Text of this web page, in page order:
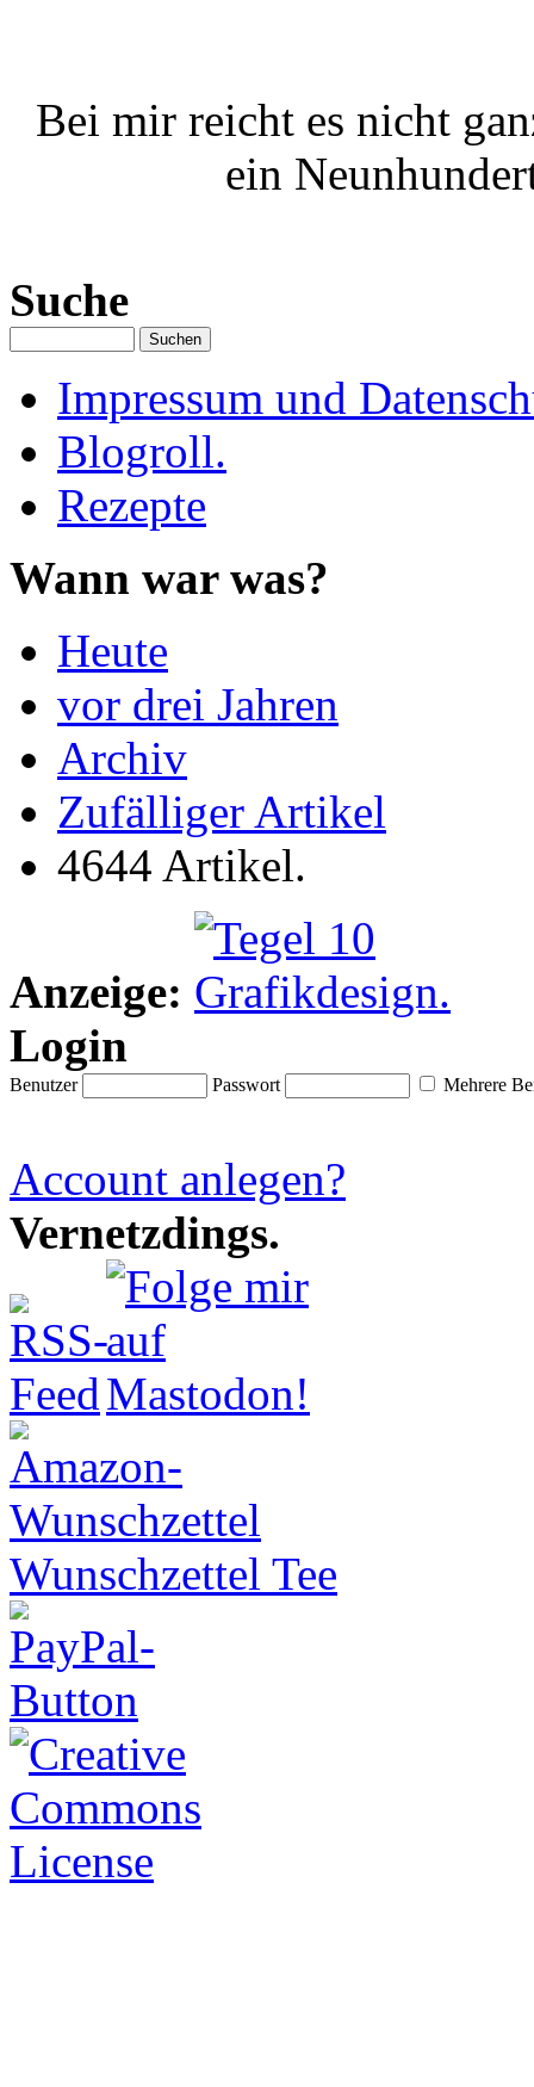
Bei mir reicht es nicht
ein
Suche
Impressum und
Blogroll.
Rezepte
Wann war was?
Heute
vor drei Jahren
Archiv
Zufälliger Artikel
4644 Artikel.
Anzeige:
Login
Benutzer Passwort Mehrere
Account anlegen?
Vernetzdings.
Wunschzettel Tee